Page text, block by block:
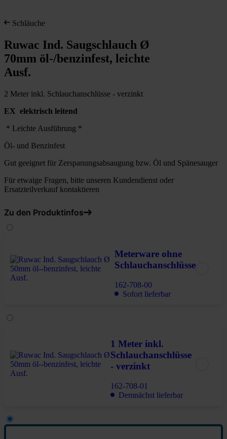
Schläuche
Ruwac Ind. Saugschlauch Ø
70mm öl-/benzinfest, leichte
Ausf.
2 Meter inkl. Schlauchanschlüsse - verzinkt
EX elektrisch leitend
* Leichte Ausführung *
Öl- und Benzinfest
Gut geeignet für Zerspanungsabsaugung bzw. Öl und Spänesauger
Für etwaige Fragen, bitte unseren Kundendienst oder
Ersatzteilverkauf kontaktieren
Zu den Produktinfos
Meterware ohne
Schlauchanschlüsse
162-708-00
Sofort lieferbar
1 Meter inkl.
Schlauchanschlüsse
- verzinkt
162-708-01
Demnächst lieferbar